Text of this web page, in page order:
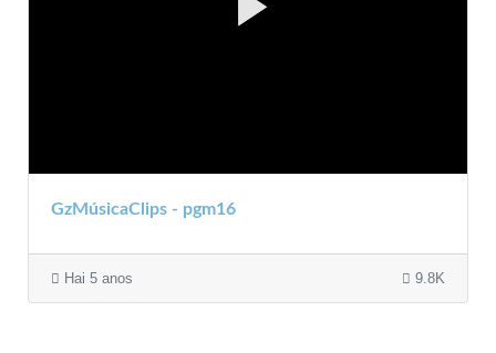
GzMúsicaClips - pgm16
Hai 5 anos 9.8K